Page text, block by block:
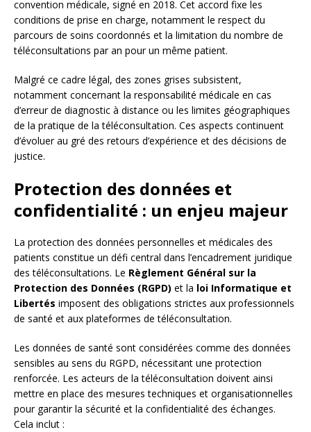
convention médicale, signé en 2018. Cet accord fixe les
conditions de prise en charge, notamment le respect du
parcours de soins coordonnés et la limitation du nombre de
téléconsultations par an pour un même patient.
Malgré ce cadre légal, des zones grises subsistent,
notamment concernant la responsabilité médicale en cas
d’erreur de diagnostic à distance ou les limites géographiques
de la pratique de la téléconsultation. Ces aspects continuent
d’évoluer au gré des retours d’expérience et des décisions de
justice.
Protection des données et
confidentialité : un enjeu majeur
La protection des données personnelles et médicales des
patients constitue un défi central dans l’encadrement juridique
des téléconsultations. Le Règlement Général sur la
Protection des Données (RGPD) et la loi Informatique et
Libertés imposent des obligations strictes aux professionnels
de santé et aux plateformes de téléconsultation.
Les données de santé sont considérées comme des données
sensibles au sens du RGPD, nécessitant une protection
renforcée. Les acteurs de la téléconsultation doivent ainsi
mettre en place des mesures techniques et organisationnelles
pour garantir la sécurité et la confidentialité des échanges.
Cela inclut :